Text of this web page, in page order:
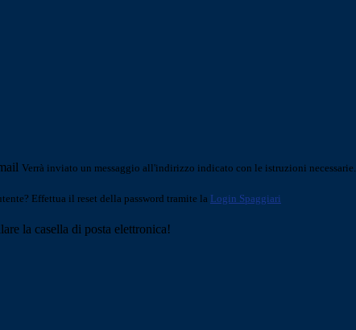
Verrà inviato un messaggio all'indirizzo indicato con le istruzioni necessarie.
Effettua il reset della password tramite la Login Spaggiari
la casella di posta elettronica!